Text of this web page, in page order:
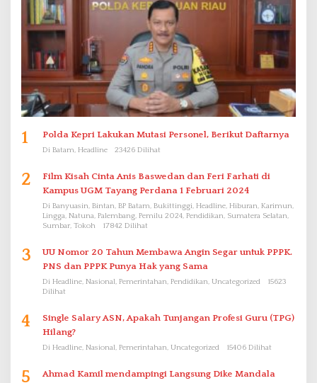
1 Polda Kepri Lakukan Mutasi Personel, Berikut Daftarnya
Di Batam, Headline 23426 Dilihat
2
Film Kisah Cinta Anis Baswedan dan Feri Farhati di
Kampus UGM Tayang Perdana 1 Februari 2024
Di Banyuasin, Bintan, BP Batam, Bukittinggi, Headline, Hiburan, Karimun,
Lingga, Natuna, Palembang, Pemilu 2024, Pendidikan, Sumatera Selatan,
Sumbar, Tokoh
17842 Dilihat
3
UU Nomor 20 Tahun Membawa Angin Segar untuk PPPK.
PNS dan PPPK Punya Hak yang Sama
Di Headline, Nasional, Pemerintahan, Pendidikan, Uncategorized
15623
Dilihat
4
Single Salary ASN, Apakah Tunjangan Profesi Guru (TPG)
Hilang?
Di Headline, Nasional, Pemerintahan, Uncategorized 15406 Dilihat
5
Ahmad Kamil mendampingi Langsung Dike Mandala